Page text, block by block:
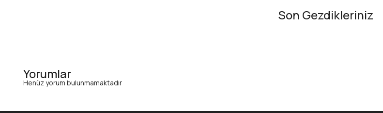
Son Gezdikleriniz
Yorumlar
Henüz yorum bulunmamaktadır